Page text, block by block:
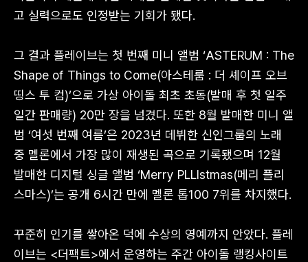
고 실력으로도 인정받는 기회가 됐다.
그 결과 플레이브는 첫 번째 미니 앨범 ‘ASTERUM : The
Shape of Things to Come(아스테룸 : 더 셰이프 오브
띵스 투 컴)’으로 가상 아이돌 최초 초동(발매 후 첫 일주
일간 판매량) 20만 장을 넘겼다. 또한 8월 발매한 미니 앨
범 ‘여섯 번째 여름’은 2023년 데뷔한 신인그룹의 노래
중 멜론에서 가장 많이 재생된 곡으로 기록됐으며 12월
발매한 디지털 싱글 앨범 ‘Merry PLLIstmas(메리 플리
스마스)’는 공개 6시간 만에 멜론 톱100 7위를 차지했다.
꾸준히 인기를 쌓아온 덕에 수상의 영예까지 안았다. 플레
이브는 <더팩트>에서 운영하는 주간 아이돌 랭킹사이트